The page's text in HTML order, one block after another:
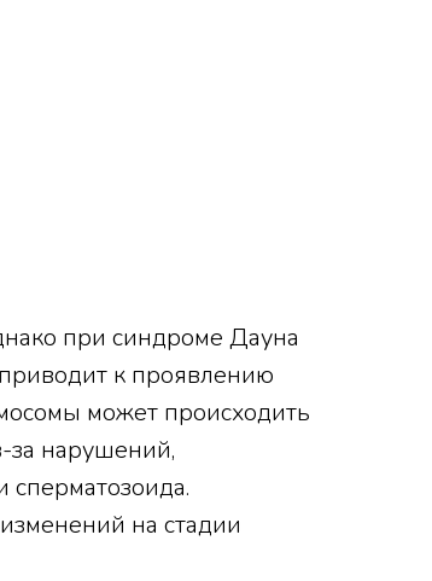
при синдроме Дауна
к проявлению
может происходить
за нарушений,
на стадии